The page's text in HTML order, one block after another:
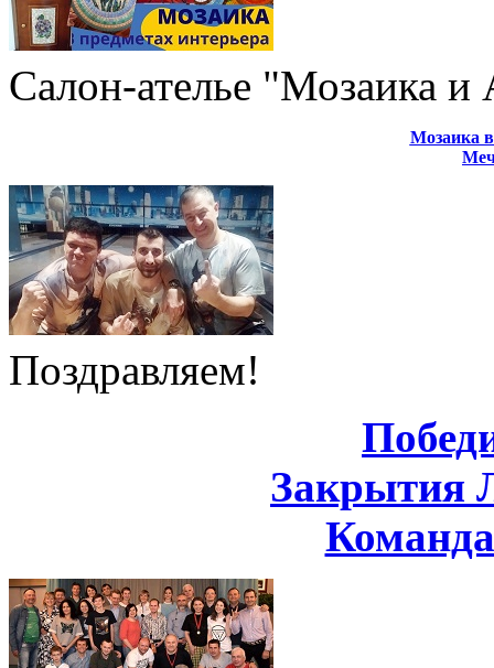
Салон-ателье "Мозаика
Мозаика в
Поздравляем!
Закрытия